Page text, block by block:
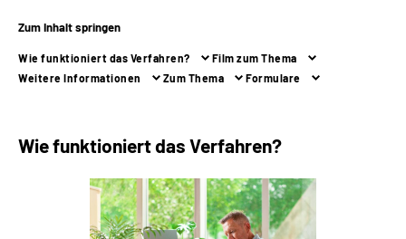
Suche
Language
Leichte Sprache
Zum Inhalt springen
Wie funktioniert das Verfahren?
Film zum Thema
Weitere Informationen
Zum Thema Formulare
Wie funktioniert das Verfahren?